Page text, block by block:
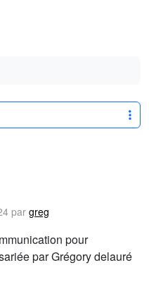
par greg
pour
par Grégory delauré